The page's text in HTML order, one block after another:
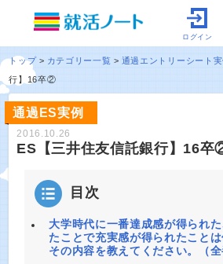
ログイン
トップ カテゴリー一覧 通過エントリーシート実
行】16卒②
通過ES実例
2016.10.26
ES【三井住友信託銀行】16
目次
大学時代に一番達成感が得られ
たことで充実感が得られたことは
その内容を教えてください。（全